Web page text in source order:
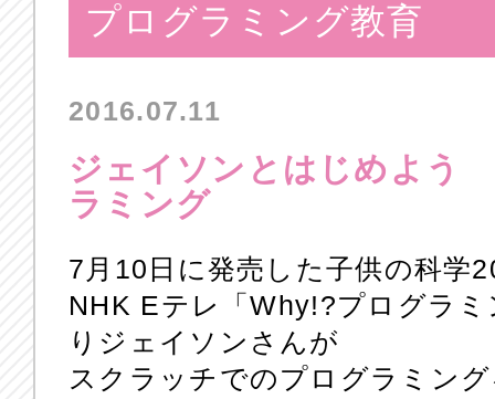
プログラミング教育
2016.07.11
ジェイソンとはじめよ
ラミング
7月10日に発売した子供の科学
NHK Eテレ「Why!?プログラ
りジェイソンさんが
スクラッチでのプログラミン